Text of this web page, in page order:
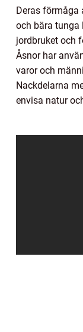
Deras förmåga
och bära tunga
jordbruket och
Åsnor har
varor och
Nackdelarna
envisa natur